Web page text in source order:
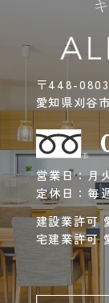
〒448-0803
愛知県刈谷
営業日：月
定休日：毎
建設業許可
宅建業許可